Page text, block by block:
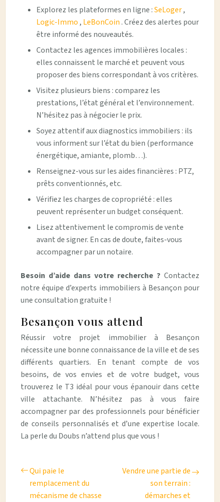
Explorez les plateformes en ligne :SeLoger,
Logic-Immo , LeBonCoin . Créez des alertes pour
être informé des nouveautés.
Contactez les agences immobilières locales :
elles connaissent le marché et peuvent vous
proposer des biens correspondant à vos critères.
Visitez plusieurs biens : comparez les
prestations, l’état général et l’environnement.
N’hésitez pas à négocier le prix.
Soyez attentif aux diagnostics immobiliers : ils
vous informent sur l’état du bien (performance
énergétique, amiante, plomb…).
Renseignez-vous sur les aides financières : PTZ,
prêts conventionnés, etc.
Vérifiez les charges de copropriété : elles
peuvent représenter un budget conséquent.
Lisez attentivement le compromis de vente
avant de signer. En cas de doute, faites-vous
accompagner par un notaire.
Besoin d’aide dans votre recherche ? Contactez
notre équipe d’experts immobiliers à Besançon pour
une consultation gratuite !
Besançon vous attend
Réussir votre projet immobilier à Besançon
nécessite une bonne connaissance de la ville et de ses
différents quartiers. En tenant compte de vos
besoins, de vos envies et de votre budget, vous
trouverez le T3 idéal pour vous épanouir dans cette
ville attachante. N’hésitez pas à vous faire
accompagner par des professionnels pour bénéficier
de conseils personnalisés et d’une expertise locale.
La perle du Doubs n’attend plus que vous !
Qui paie le
remplacement du
mécanisme de chasse
Vendre une partie de
son terrain :
démarches et